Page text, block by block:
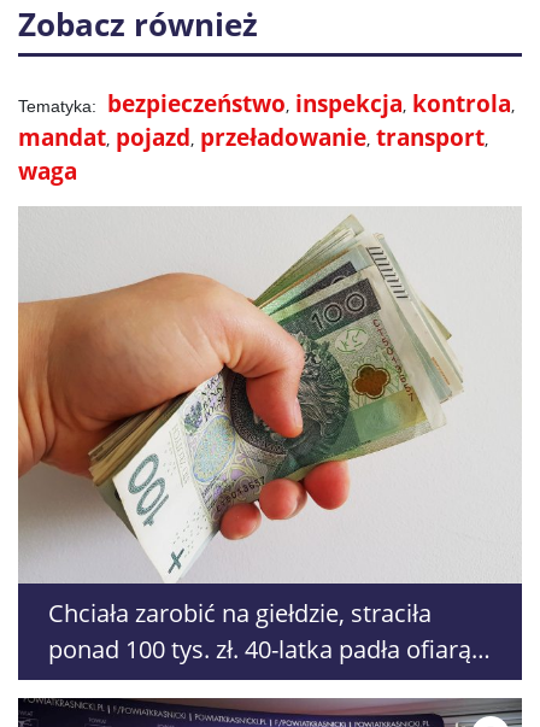
Zobacz również
bezpieczeństwo inspekcja kontrola
mandat pojazd przeładowanie transport
waga
Chciała zarobić na giełdzie, straciła
ponad 100 tys. zł. 40-latka padła ofiarą
oszustów